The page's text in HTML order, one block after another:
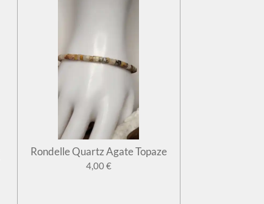
Rondelle Quartz Agate Topaze
4,00 €